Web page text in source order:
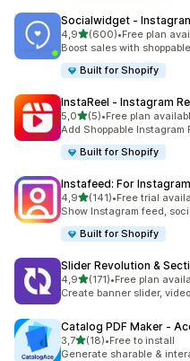
Socialwidget ‑
4,9av 5 stjerner
(600)
Totalt 600 omtaler
•Free plan
Boost sales with
Built for Shopify
InstaReel ‑ Instagram
5,0av 5 stjerner
(5)
Totalt 5 omtaler
•Free plan
Add Shoppable Instagram
Built for Shopify
Instafeed: For
4,9av 5 stjerner
(141)
Totalt 141 omtaler
•Free trial
Show Instagram feed,
Built for Shopify
Slider Revolution &
4,9av 5 stjerner
(171)
Totalt 171 omtaler
•Free plan
Create banner slider,
Catalog PDF Maker ‑
3,7av 5 stjerner
(18)
Totalt 18 omtaler
•Free to install
Generate sharable &